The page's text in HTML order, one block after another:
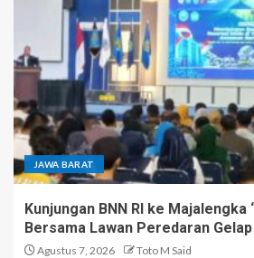
JAWA BARAT
Kunjungan BNN RI ke Majalengka
Bersama Lawan Peredaran
Agustus 7, 2026 Toto M Said